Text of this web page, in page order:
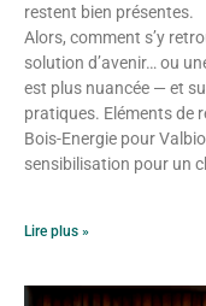
restent bien présentes.
Alors, comment s’y
solution d’avenir… ou
est plus nuancée — et
pratiques. Eléments de
Bois-Energie pour
sensibilisation pour un
Lire plus »